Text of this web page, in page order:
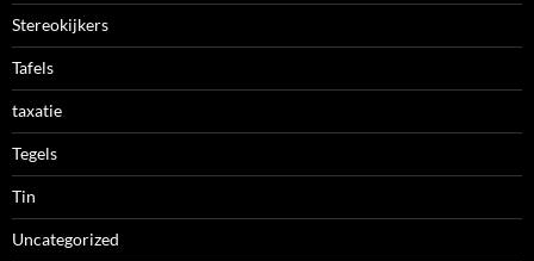
Stereokijkers
Tafels
taxatie
Tegels
Tin
Uncategorized